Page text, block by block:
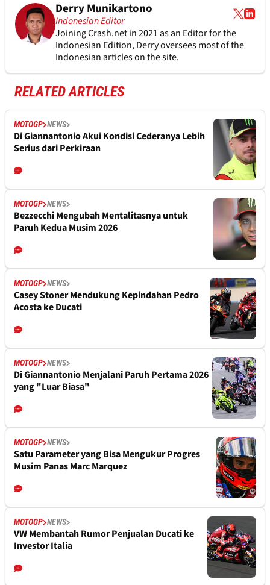
Derry Munikartono
Indonesian Editor
Joining Crash.net in 2021 as an Editor for the
Indonesian Edition, Derry oversees most of the
Indonesian articles on the site.
RELATED ARTICLES
MOTOGP NEWS
Di Giannantonio Akui Kondisi Cederanya Lebih
Serius dari Perkiraan
MOTOGP NEWS
Bezzecchi Mengubah Mentalitasnya untuk
Paruh Kedua Musim 2026
MOTOGP NEWS
Casey Stoner Mendukung Kepindahan Pedro
Acosta ke Ducati
MOTOGP NEWS
Di Giannantonio Menjalani Paruh Pertama 2026
yang "Luar Biasa"
MOTOGP NEWS
Satu Parameter yang Bisa Mengukur Progres
Musim Panas Marc Marquez
MOTOGP NEWS
VW Membantah Rumor Penjualan Ducati ke
Investor Italia